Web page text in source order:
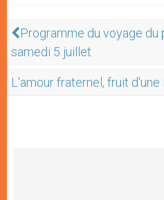
Programme du voyage du
samedi 5 juillet
L'amour fraternel, fruit d'une